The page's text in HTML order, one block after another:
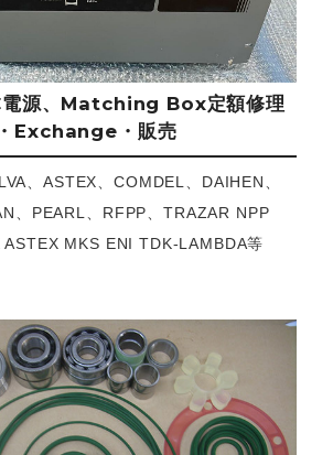
電源、Matching Box定額修理
・Exchange・販売
、ASTEX、COMDEL、DAIHEN、
、PEARL、RFPP、TRAZAR NPP
ASTEX MKS ENI TDK-LAMBDA等